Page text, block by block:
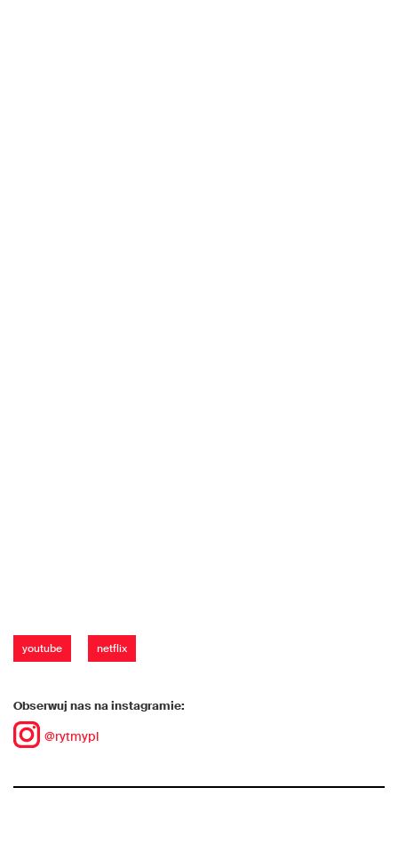
youtube netflix
Obserwuj nas na instagramie:
@rytmypl